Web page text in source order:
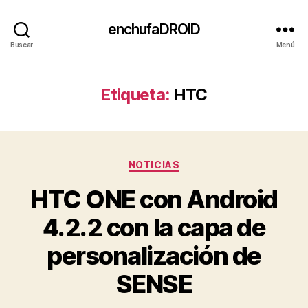
Buscar
enchufaDROID
Menú
Etiqueta: HTC
Categorías
NOTICIAS
HTC ONE con Android
4.2.2 con la capa de
personalización de
SENSE